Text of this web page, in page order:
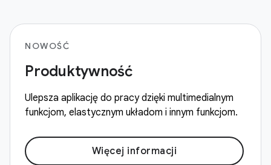
NOWOŚĆ
Produktywność
Ulepsza aplikację do pracy dzięki multimedialnym
funkcjom, elastycznym układom i innym funkcjom.
Więcej informacji